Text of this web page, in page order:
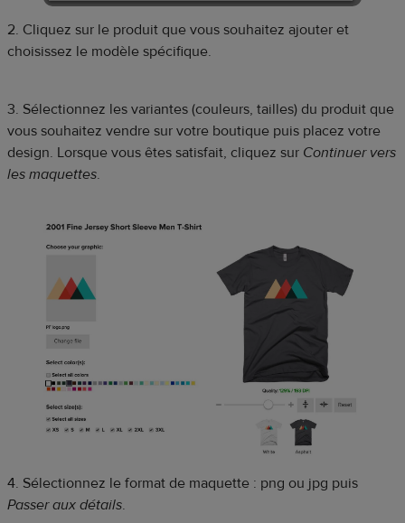
2. Cliquez sur le produit que vous souhaitez ajouter et
choisissez le modèle spécifique.
3. Sélectionnez les variantes (couleurs, tailles) du produit que
vous souhaitez vendre sur votre boutique puis placez votre
design. Lorsque vous êtes satisfait, cliquez sur Continuer vers
les maquettes.
4. Sélectionnez le format de maquette : png ou jpg puis
Passer aux détails.